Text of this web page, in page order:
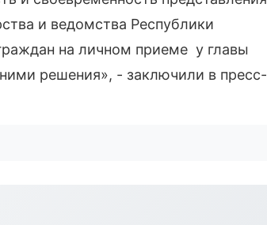
и ведомства Республики
на личном приеме у главы
решения», - заключили в пресс-